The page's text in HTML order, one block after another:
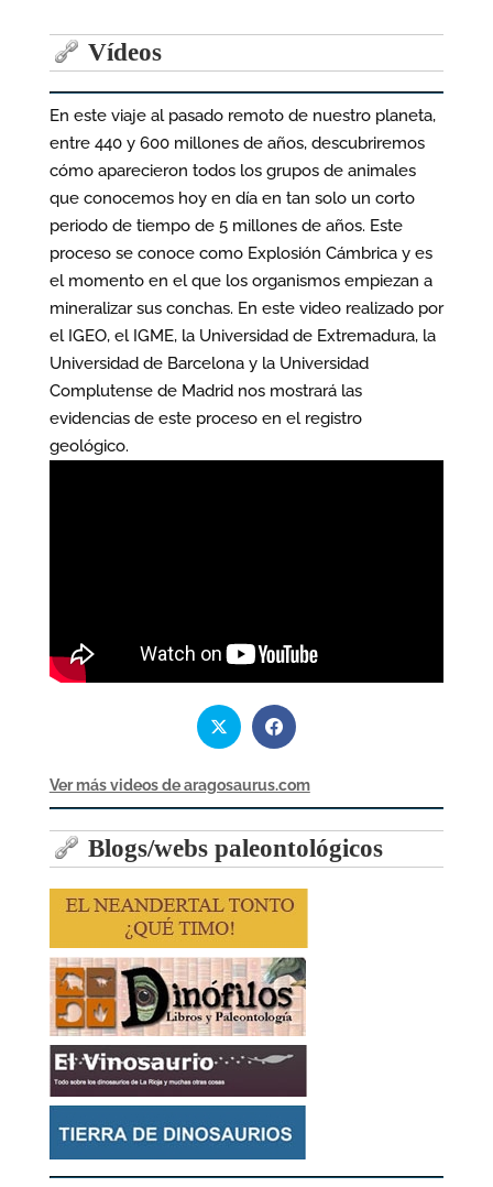
Vídeos
En este viaje al pasado remoto de nuestro planeta,
entre 440 y 600 millones de años, descubriremos
cómo aparecieron todos los grupos de animales
que conocemos hoy en día en tan solo un corto
periodo de tiempo de 5 millones de años. Este
proceso se conoce como Explosión Cámbrica y es
el momento en el que los organismos empiezan a
mineralizar sus conchas. En este video realizado por
el IGEO, el IGME, la Universidad de Extremadura, la
Universidad de Barcelona y la Universidad
Complutense de Madrid nos mostrará las
evidencias de este proceso en el registro
geológico.
Ver más videos de aragosaurus.com
Blogs/webs paleontológicos